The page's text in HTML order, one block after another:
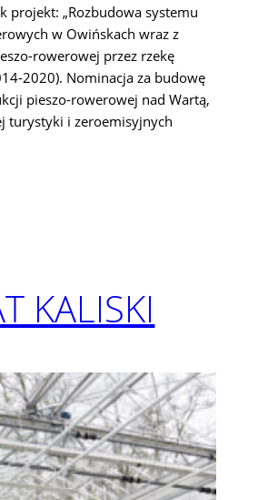
projekt: „Rozbudowa systemu
w Owińskach wraz z
rowerowej przez rzekę
2020). Nominacja za budowę
pieszo-rowerowej nad Wartą,
turystyki i zeroemisyjnych
KALISKI